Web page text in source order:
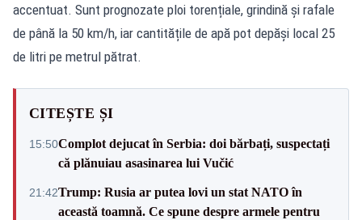
accentuat. Sunt prognozate ploi torențiale, grindină și rafale
de până la 50 km/h, iar cantitățile de apă pot depăși local 25
de litri pe metrul pătrat.
CITEȘTE ȘI
15:50Complot dejucat în Serbia: doi bărbați, suspectați
că plănuiau asasinarea lui Vučić
21:42Trump: Rusia ar putea lovi un stat NATO în
această toamnă. Ce spune despre armele pentru